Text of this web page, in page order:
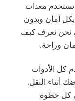
نستخدم معدات
أمان وبدون
نحن نعرف كيف
وراحة.
كل الأدوات
أثناء النقل.
كل خطوة